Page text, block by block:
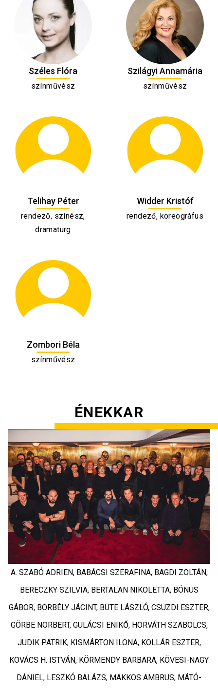
Széles Flóra
színművész
Szilágyi Annamária
színművész
Telihay Péter
rendező, színész,
dramaturg
Widder Kristóf
rendező, koreográfus
Zombori Béla
színművész
ÉNEKKAR
A. SZABÓ ADRIEN, BABÁCSI SZERAFINA, BAGDI ZOLTÁN,
BERECZKY SZILVIA, BERTALAN NIKOLETTA, BÓNUS
GÁBOR, BORBÉLY JÁCINT, BÜTE LÁSZLÓ, CSUZDI ESZTER,
GÖRBE NORBERT, GULÁCSI ENIKŐ, HORVÁTH SZABOLCS,
JUDIK PATRIK, KISMÁRTON ILONA, KOLLÁR ESZTER,
KOVÁCS H. ISTVÁN, KÖRMENDY BARBARA, KÖVESI-NAGY
DÁNIEL, LESZKÓ BALÁZS, MAKKOS AMBRUS, MÁTÓ-